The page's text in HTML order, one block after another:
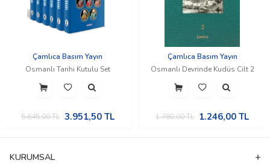
Çamlıca Basım Yayın
Osmanlı Tarihi Kutulu Set
5.645,00TL 3.951,50TL
Çamlıca Basım Yayın
Osmanlı Devrinde Kudüs Cilt 2
1.780,00TL 1.246,00 TL
KURUMSAL